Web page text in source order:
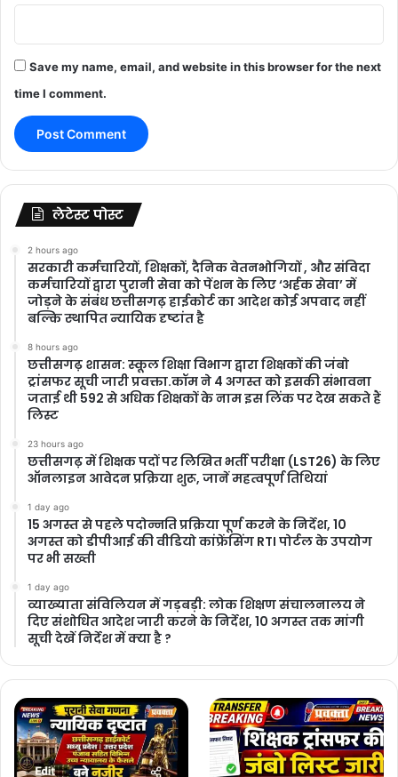
Save my name, email, and website in this browser for the next
time I comment.
लेटेस्ट पोस्ट
2 hours ago
सरकारी कर्मचारियों, शिक्षकों, दैनिक वेतनभोगियों , और संविदा
कर्मचारियों द्वारा पुरानी सेवा को पेंशन के लिए ‘अर्हक सेवा’ में
जोड़ने के संबंध छत्तीसगढ़ हाईकोर्ट का आदेश कोई अपवाद नहीं
बल्कि स्थापित न्यायिक दृष्टांत है
8 hours ago
छत्तीसगढ़ शासन: स्कूल शिक्षा विभाग द्वारा शिक्षकों की जंबो
ट्रांसफर सूची जारी प्रवक्ता.कॉम ने 4 अगस्त को इसकी संभावना
जताई थी 592 से अधिक शिक्षकों के नाम इस लिंक पर देख सकते हैं
लिस्ट
23 hours ago
छत्तीसगढ़ में शिक्षक पदों पर लिखित भर्ती परीक्षा (LST26) के लिए
ऑनलाइन आवेदन प्रक्रिया शुरू, जानें महत्वपूर्ण तिथियां
1 day ago
15 अगस्त से पहले पदोन्नति प्रक्रिया पूर्ण करने के निर्देश, 10
अगस्त को डीपीआई की वीडियो कांफ्रेंसिंग RTI पोर्टल के उपयोग
पर भी सख्ती
1 day ago
​व्याख्याता संविलियन में गड़बड़ी: लोक शिक्षण संचालनालय ने
दिए संशोधित आदेश जारी करने के निर्देश, 10 अगस्त तक मांगी
सूची देखें निर्देश में क्या है ?